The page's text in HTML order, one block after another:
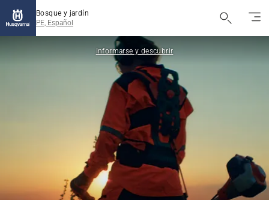
Bosque y jardín
PE, Español
Informarse y descubrir